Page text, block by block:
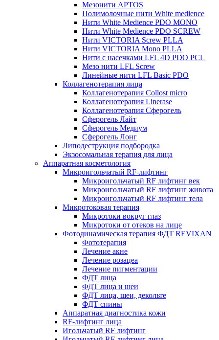
Мезонити APTOS
Полимолочные нити White medience
Нити White Medience PDO MONO
Нити White Medience PDO SCREW
Нити VICTORIA Screw PLLA
Нити VICTORIA Mono PLLA
Нити с насечками LFL 4D PDO PCL
Мезо нити LFL Screw
Линейные нити LFL Basic PDO
Коллагенотерапия лица
Коллагенотерапия Collost micro
Коллагенотерапия Linerase
Коллагенотерапия Сферогель
Сферогель Лайт
Сферогель Медиум
Сферогель Лонг
Липодеструкция подбородка
Экзосомальная терапия для лица
Аппаратная косметология
Микроигольчатый RF-лифтинг
Микроигольчатый RF лифтинг век
Микроигольчатый RF лифтинг живота
Микроигольчатый RF лифтинг тела
Микротоковая терапия
Микротоки вокруг глаз
Микротоки от отеков на лице
Фотодинамическая терапия ФДТ REVIXAN
Фототерапия
Лечение акне
Лечение розацеа
Лечение пигментации
ФДТ лица
ФДТ лица и шеи
ФДТ лица, шеи, декольте
ФДТ спины
Аппаратная диагностика кожи
RF-лифтинг лица
Игольчатый RF лифтинг